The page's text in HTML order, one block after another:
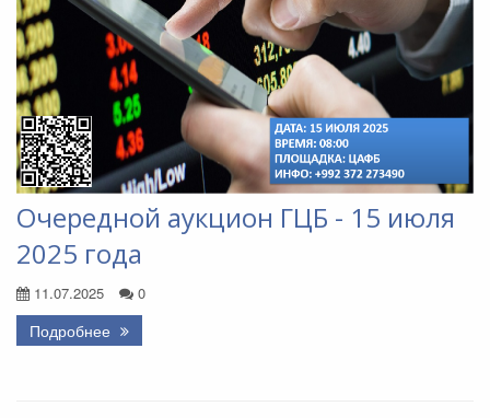
Очередной аукцион ГЦБ - 15 июля
2025 года
11.07.2025 0
Подробнее